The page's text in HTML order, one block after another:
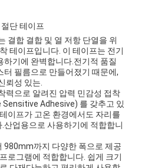
단 테이프
결합 결합 및 열 저항 단열을 위
테이프입니다. 이 테이프는 전기
하기에 완벽합니다.전기적 품질
터 필름으로 만들어졌기 때문에,
뢰성 있는.
력으로 알려진 압력 민감성 접착
Adhesive) 를 갖추고 있
이프가 고온 환경에서도 자리를
산업용으로 사용하기에 적합합니
980mm까지 다양한 폭으로 제공
로그램에 적합합니다. 쉽게 크기